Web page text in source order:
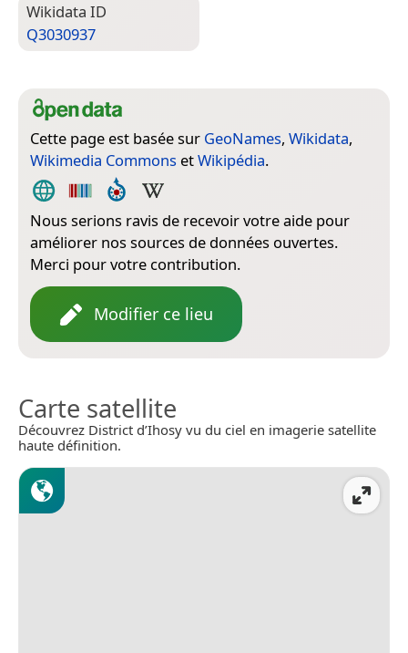
Wiki­data ID
Q3030937
Cette page est basée sur GeoNames, Wikidata,
Wikimedia Commons etWikipédia.
Nous serions ravis de recevoir votre aide pour
améliorer nos sources de données ouvertes.
Merci pour votre contribution.
Modifier ce lieu
Carte satellite
Découvrez District d’Ihosy vu du ciel en imagerie satellite
haute définition.